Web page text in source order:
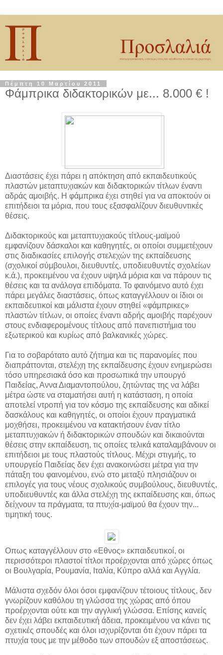
Πέμπτη 10 Μαρτίου 2011
Φάμπρικα διδακτορικών με... 8.000 € !
Διαστάσεις έχει πάρει η απόκτηση από εκπαιδευτικούς
πλαστών μεταπτυχιακών και διδακτορικών τίτλων έναντι
αδράς αμοιβής. Η φάμπρικα έχει στηθεί για να αποκτούν οι
επιτήδειοι τα μόρια, που τους εξασφαλίζουν διευθυντικές
θέσεις.
Διδακτορικούς και μεταπτυχιακούς τίτλους-μαϊμού
εμφανίζουν δάσκαλοι και καθηγητές, οι οποίοι συμμετέχουν
στις διαδικασίες επιλογής στελεχών της εκπαίδευσης
(σχολικοί σύμβουλοι, διευθυντές, υποδιευθυντές σχολείων
κ.ά.), προκειμένου να έχουν υψηλά μόρια και να πάρουν τις
θέσεις και τα ανάλογα επιδόματα. Το φαινόμενο αυτό έχει
πάρει μεγάλες διαστάσεις, όπως καταγγέλλουν οι ίδιοι οι
εκπαιδευτικοί και μάλιστα έχουν στηθεί «φάμπρικες»
πλαστών τίτλων, οι οποίες έναντι αδρής αμοιβής παρέχουν
στους ενδιαφερομένους τίτλους από πανεπιστήμια του
εξωτερικού και κυρίως από βαλκανικές χώρες.
Για το σοβαρότατο αυτό ζήτημα και τις παρανομίες που
διαπράττονται, στελέχη της εκπαίδευσης έχουν ενημερώσει
τόσο υπηρεσιακά όσο και προσωπικά την υπουργό
Παιδείας, Αννα Διαμαντοπούλου, ζητώντας της να λάβει
μέτρα ώστε να σταματήσει αυτή η κατάσταση, η οποία
αποτελεί ντροπή για τον κόσμο της εκπαίδευσης και αδικεί
δασκάλους και καθηγητές, οι οποίοι έχουν πραγματικά
μοχθήσει, προκειμένου να κατακτήσουν έναν τίτλο
μεταπτυχιακών ή διδακτορικών σπουδών και δικαιούνται
θέσεις στην εκπαίδευση, τις οποίες τελικά καταλαμβάνουν οι
επιτήδειοι με τους πλαστούς τίτλους. Μέχρι στιγμής, το
υπουργείο Παιδείας δεν έχει ανακοινώσει μέτρα για την
πάταξη του φαινομένου, ενώ στο μεταξύ πλησιάζουν οι
επιλογές για τους νέους σχολικούς συμβούλους, διευθυντές,
υποδιευθυντές και άλλα στελέχη της εκπαίδευσης και, όπως
δείχνουν τα πράγματα, τα πτυχία-μαϊμού θα έχουν την...
τιμητική τους.
Οπως καταγγέλλουν στο «Εθνος» εκπαιδευτικοί, οι
περισσότεροι πλαστοί τίτλοι προέρχονται από χώρες όπως
οι Βουλγαρία, Ρουμανία, Ιταλία, Κύπρο αλλά και Αγγλία.
Μάλιστα σχεδόν όλοι όσοι εμφανίζουν τέτοιους τίτλους, δεν
γνωρίζουν καθόλου τη γλώσσα της χώρας από όπου
προέρχονται ούτε και την αγγλική γλώσσα. Επίσης κανείς
δεν έχει λάβει εκπαιδευτική άδεια, προκειμένου να κάνει τις
σχετικές σπουδές και όλοι ισχυρίζονται ότι έχουν πάρει τα
πτυχία τους με την μέθοδο των σπουδών εξ αποστάσεως.